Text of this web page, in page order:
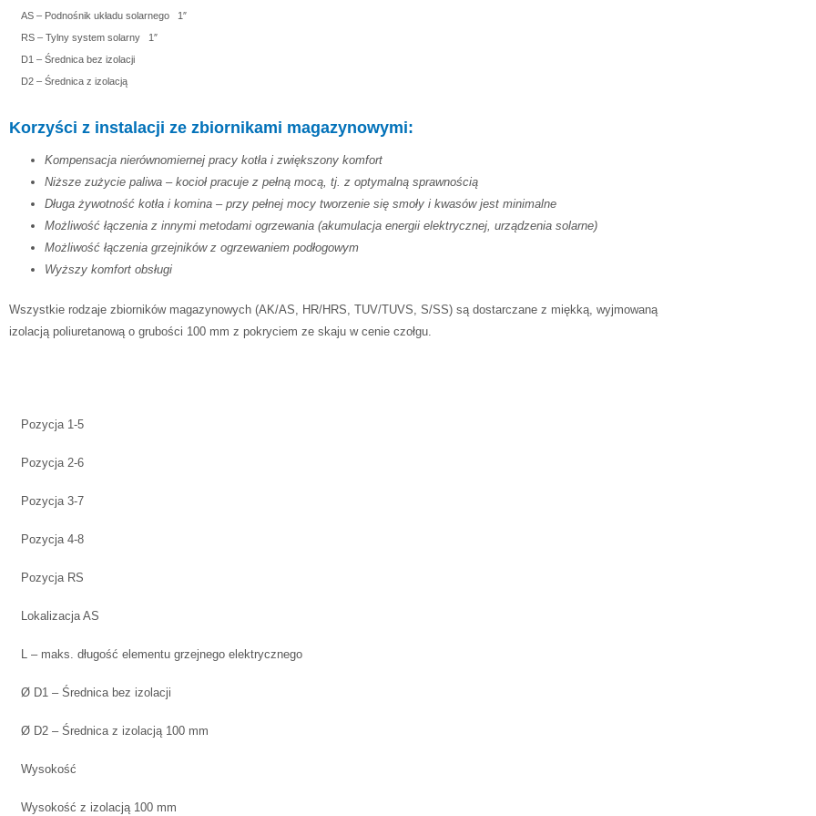
AS – Podnośnik układu solarnego
1″
RS – Tylny system solarny
1″
D1 – Średnica bez izolacji
D2 – Średnica z izolacją
Korzyści z instalacji ze zbiornikami magazynowymi:
Kompensacja nierównomiernej pracy kotła i zwiększony komfort
Niższe zużycie paliwa – kocioł pracuje z pełną mocą, tj. z optymalną sprawnością
Długa żywotność kotła i komina – przy pełnej mocy tworzenie się smoły i kwasów jest minimalne
Możliwość łączenia z innymi metodami ogrzewania (akumulacja energii elektrycznej, urządzenia solarne)
Możliwość łączenia grzejników z ogrzewaniem podłogowym
Wyższy komfort obsługi
Wszystkie rodzaje zbiorników magazynowych (AK/AS, HR/HRS, TUV/TUVS, S/SS) są dostarczane z miękką, wyjmowaną
izolacją poliuretanową o grubości 100 mm z pokryciem ze skaju w cenie czołgu.
Pozycja 1-5
Pozycja 2-6
Pozycja 3-7
Pozycja 4-8
Pozycja RS
Lokalizacja AS
L – maks. długość elementu grzejnego elektrycznego
Ø D1 – Średnica bez izolacji
Ø D2 – Średnica z izolacją 100 mm
Wysokość
Wysokość z izolacją 100 mm